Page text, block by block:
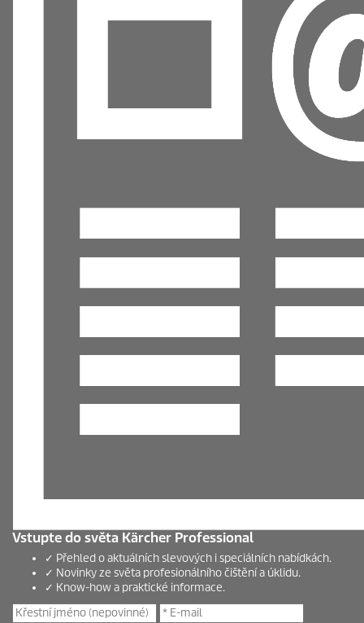
Vstupte do světa Kärcher Professional
✓ Přehled o aktuálních slevových i speciálních nabídkách.
✓ Novinky ze světa profesionálního čištění a úklidu.
✓ Know-how a praktické informace.